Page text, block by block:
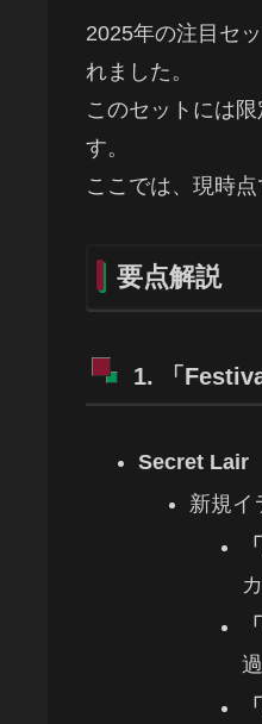
2025年の注目セ
れました。
このセットには
す。
ここでは、現時
要点解説
1. 「
Secret Lair
新規イ